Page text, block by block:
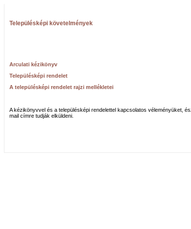
Településképi követelmények
Arculati kézikönyv
Településképi rendelet
A településképi rendelet rajzi mellékletei
A kézikönyvvel és a településképi rendelettel kapcsolatos véleményüket,
mail címre tudják elküldeni.